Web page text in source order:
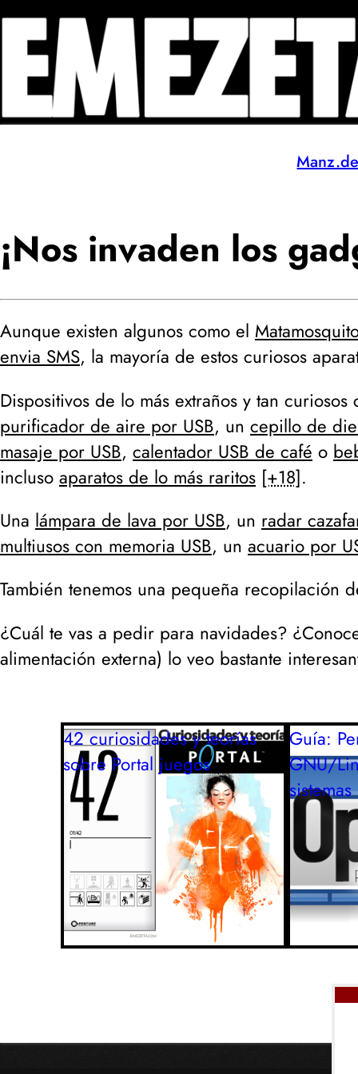
¡Nos invaden los
Aunque existen algunos como el
envia SMS, la mayoría de estos curiosos
Dispositivos de lo más extraños y tan
purificador de aire por USB, un cepillo de
masaje por USB, calentador USB de café o
incluso aparatos de lo más raritos [+18].
Una lámpara de lava por USB, un radar
multiusos con memoria USB, un acuario por
También tenemos una pequeña recopilación
¿Cuál te vas a pedir para navidades?
alimentación externa) lo veo bastante
42 curiosidades y teorías
sobre Portal juegos
Guía:
GNU/
sistemas